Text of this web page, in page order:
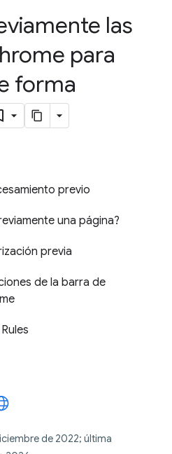
las
para
forma
previo
una página?
previa
de la barra de
de 2022; última